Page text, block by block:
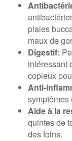
plaies
maux de
Digestif:
intéressant
copieux
Anti-
symptômes
Aide à la
quintes de
des foins.